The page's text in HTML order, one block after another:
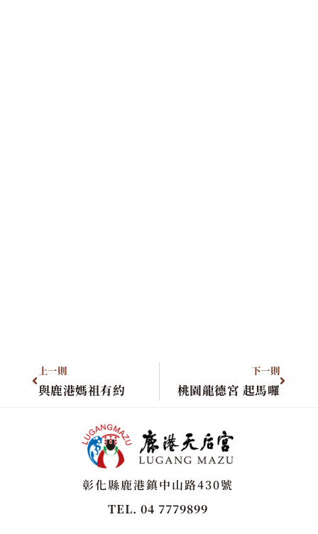
上一則
與鹿港媽祖有約
下一則
桃園龍德宮 起馬囉
彰化縣鹿港鎮中山路430號
TEL. 04 7779899